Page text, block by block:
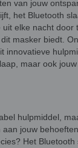
van jouw
het Bluetooth
elke nacht door
masker biedt.
innovatieve
maar ook jouw
hulpmiddel,
jouw
Het